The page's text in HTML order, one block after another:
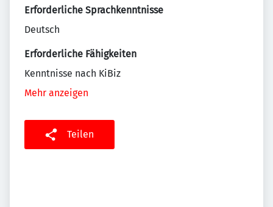
Erforderliche Sprachkenntnisse
Deutsch
Erforderliche Fähigkeiten
Kenntnisse nach KiBiz
Mehr anzeigen
Teilen